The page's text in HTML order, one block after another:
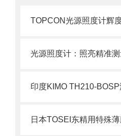
光源照度计：照亮精准